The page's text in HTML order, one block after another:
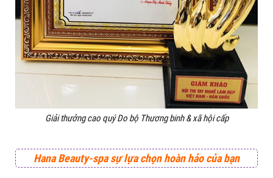
Giải thưởng cao quý Do bộ Thương binh & xã hội cấp
Hana Beauty-spa sự lựa chọn hoàn hảo của bạn